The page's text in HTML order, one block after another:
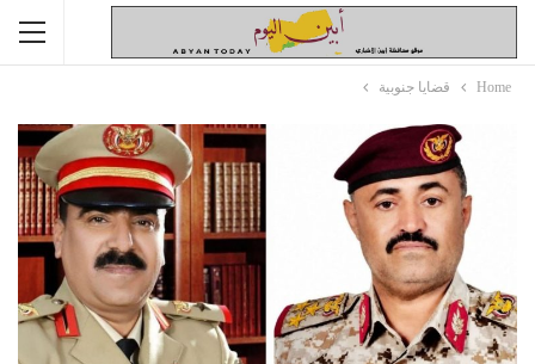
Home قضايا جنوبية